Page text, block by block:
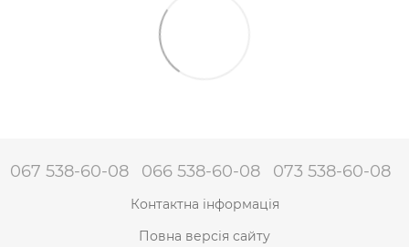
067 538-60-08 066 538-60-08 073 538-60-08
Контактна інформація
Повна версія сайту